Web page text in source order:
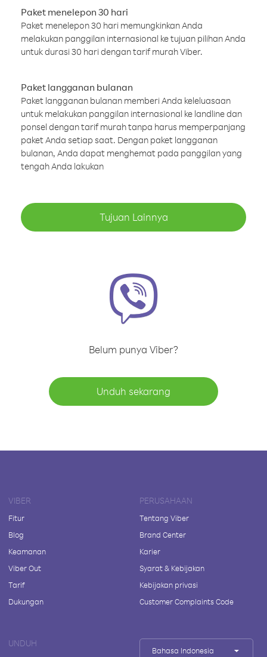
Paket menelepon 30 hari
Paket menelepon 30 hari memungkinkan Anda
melakukan panggilan internasional ke tujuan pilihan Anda
untuk durasi 30 hari dengan tarif murah Viber.
Paket langganan bulanan
Paket langganan bulanan memberi Anda keleluasaan
untuk melakukan panggilan internasional ke landline dan
ponsel dengan tarif murah tanpa harus memperpanjang
paket Anda setiap saat. Dengan paket langganan
bulanan, Anda dapat menghemat pada panggilan yang
tengah Anda lakukan
Tujuan Lainnya
Belum punya Viber?
Unduh sekarang
VIBER
Fitur
Blog
Keamanan
Viber Out
Tarif
Dukungan
PERUSAHAAN
Tentang Viber
Brand Center
Karier
Syarat & Kebijakan
Kebijakan privasi
Customer Complaints Code
UNDUH
Bahasa Indonesia